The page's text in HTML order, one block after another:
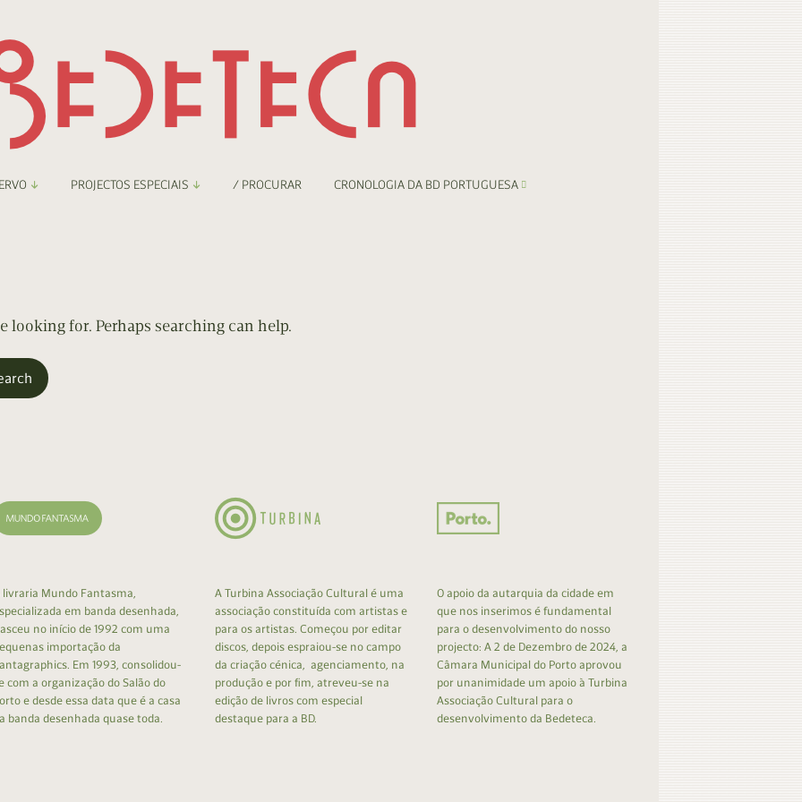
Digital
PROJECTOS ESPECIAIS / PROCURAR CRONOLOGIA DA BD PORTUGUESA
looking for. Perhaps searching can help.
livraria Mundo Fantasma,
em banda desenhada,
no início de 1992 com uma
importação da
Em 1993, consolidou-
com a organização do Salão do
e desde essa data que é a casa
banda desenhada quase toda.
A Turbina Associação Cultural é uma
associação constituída com artistas e
para os artistas. Começou por editar
discos, depois espraiou-se no campo
da criação cénica, agenciamento, na
produção e por fim, atreveu-se na
edição de livros com especial
destaque para a BD.
O apoio da autarquia da cidade em
que nos inserimos é fundamental
para o desenvolvimento do nosso
projecto: A 2 de Dezembro de 2024, a
Câmara Municipal do Porto aprovou
por unanimidade um apoio à Turbina
Associação Cultural para o
desenvolvimento da Bedeteca.